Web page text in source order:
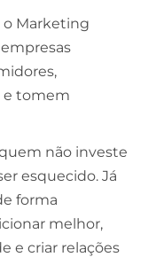
o Marketing
e tomem
não investe
esquecido. Já
forma
melhor,
e criar relações